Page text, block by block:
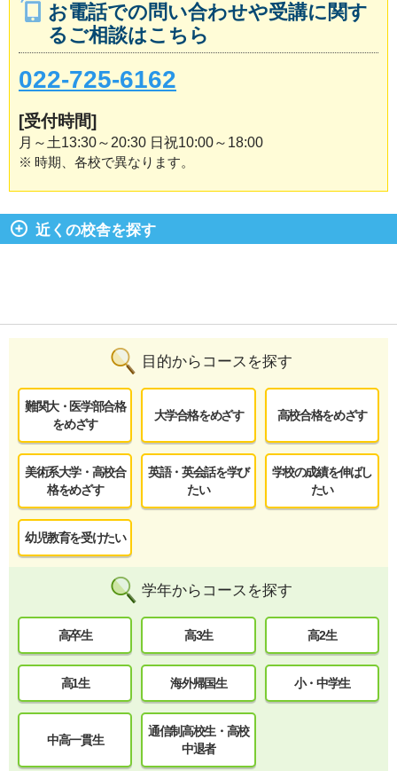
お電話での問い合わせや受講に関す
るご相談はこちら
022-725-6162
[受付時間]
月～土13:30～20:30 日祝10:00～18:00
※ 時期、各校で異なります。
近くの校舎を探す
目的からコースを探す
難関大・医学部合格
をめざす
大学合格をめざす 高校合格をめざす
美術系大学・高校合
格をめざす
英語・英会話を学び
たい
学校の成績を伸ばし
たい
幼児教育を受けたい
学年からコースを探す
高卒生 高3生 高2生
高1生 海外帰国生 小・中学生
中高一貫生
通信制高校生・高校
中退者